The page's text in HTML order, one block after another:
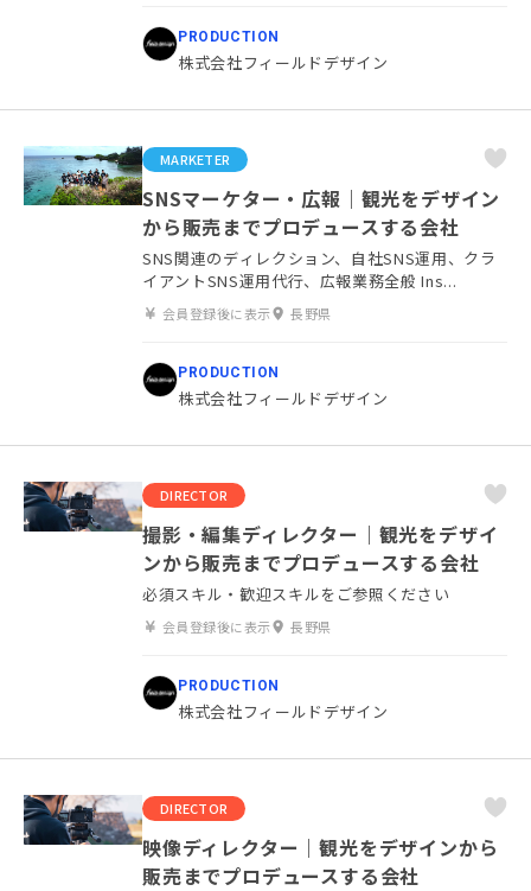
PRODUCTION
株式会社フィールドデザイン
MARKETER
SNSマーケター・広報｜観光をデザイン
から販売までプロデュースする会社
SNS関連のディレクション、自社SNS運用、クラ
イアントSNS運用代行、広報業務全般 Ins...
会員登録後に表示 長野県
PRODUCTION
株式会社フィールドデザイン
DIRECTOR
撮影・編集ディレクター｜観光をデザイ
ンから販売までプロデュースする会社
必須スキル・歓迎スキルをご参照ください
会員登録後に表示 長野県
PRODUCTION
株式会社フィールドデザイン
DIRECTOR
映像ディレクター｜観光をデザインから
販売までプロデュースする会社